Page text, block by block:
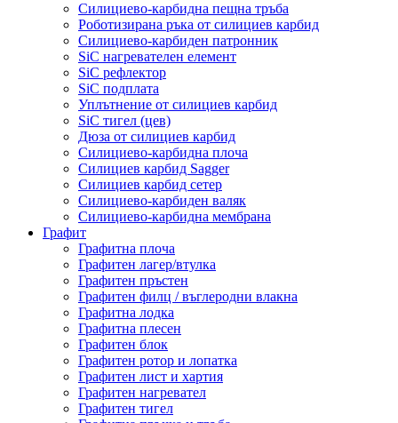
Силициево-карбидна пещна тръба
Роботизирана ръка от силициев карбид
Силициево-карбиден патронник
SiC нагревателен елемент
SiC рефлектор
SiC подплата
Уплътнение от силициев карбид
SiC тигел (цев)
Дюза от силициев карбид
Силициево-карбидна плоча
Силициев карбид Sagger
Силициев карбид сетер
Силициево-карбиден валяк
Силициево-карбидна мембрана
Графит
Графитна плоча
Графитен лагер/втулка
Графитен пръстен
Графитен филц / въглеродни влакна
Графитна лодка
Графитна плесен
Графитен блок
Графитен ротор и лопатка
Графитен лист и хартия
Графитен нагревател
Графитен тигел